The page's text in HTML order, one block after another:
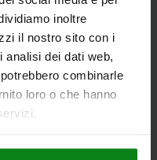
inoltre
il nostro sito con i
dei dati web,
combinarle
loro o che hanno
acquistato